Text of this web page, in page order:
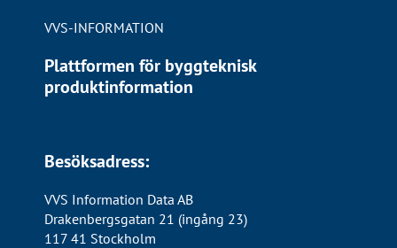
VVS-INFORMATION
Plattformen för byggteknisk
produktinformation
Besöksadress:
VVS Information Data AB
Drakenbergsgatan 21 (ingång 23)
117 41 Stockholm